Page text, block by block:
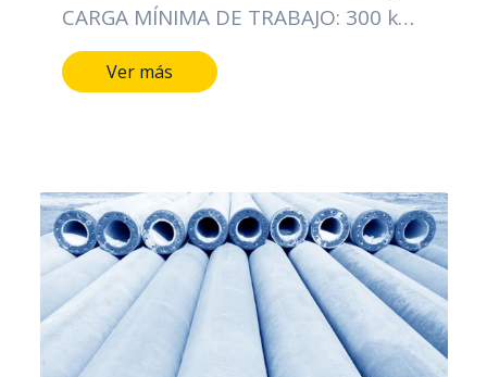
CARGA MÍNIMA DE TRABAJO: 300 kg
CARACTERÍSTICAS DIMENSIONALES
LONGITUD DEL POSTE: 16 MTS
DE ACERO ALAMBRE DE ESPIRAL:
CAL/12 PESO APROXIMADO: 2100 Kg
NORMA: ICONTEC 1329
CERTIFICACIÓN: RETIE
Ver más